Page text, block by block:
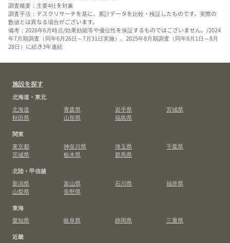
調査概要：主要4社を対象
調査手法：デスクリサーチを基に、累計データを比較・検証したものです。実際の
数値とは異なる場合がございます。
備考：2026年6月時点/効果効能等や優位性を保証するものではございません。/2024
年7月期調査（同年6月26日～7月31日実施）、2025年8月期調査（同年8月1日～8月
28日）に続き3年連続
施設を探す
北海道・東北
北海道
青森県 岩手県
宮城県
秋田県
山形県
福島県
関東
東京都
神奈川県 埼玉県
千葉県
茨城県
栃木県
群馬県
北陸・甲信越
新潟県
富山県 石川県
福井県
山梨県
長野県
東海
愛知県
岐阜県 静岡県
三重県
近畿